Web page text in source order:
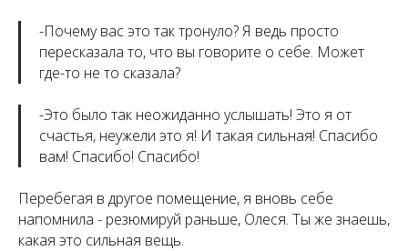
-Почему вас это так тронуло? Я ведь просто
пересказала то, что вы говорите о себе. Может
где-то не то сказала?
-Это было так неожиданно услышать! Это я от
счастья, неужели это я! И такая сильная! Спасибо
вам! Спасибо! Спасибо!
Перебегая в другое помещение, я вновь себе
напомнила - резюмируй раньше, Олеся. Ты же знаешь,
какая это сильная вещь.